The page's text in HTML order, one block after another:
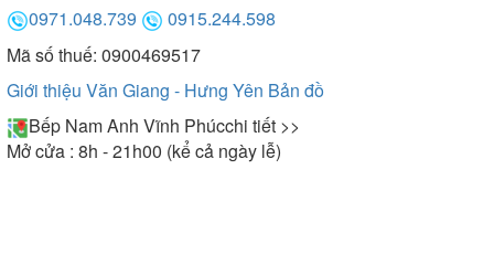
0971.048.739
0915.244.598
Mã số thuế: 0900469517
Giới thiệu Văn Giang - Hưng Yên Bản đồ
Bếp Nam Anh Vĩnh Phúcchi tiết >>
Mở cửa : 8h - 21h00 (kể cả ngày lễ)